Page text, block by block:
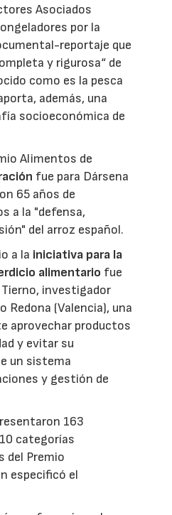
Asociados
por la
reportaje que
y rigurosa“ de
como es la pesca
además, una
socioeconómica de
Alimentos de
fue para Dársena
65 años de
a la "defensa,
del arroz español.
a la iniciativa para la
alimentario fue
investigador
Redona (Valencia), una
aprovechar productos
y evitar su
un sistema
y gestión de
163
categorías
del Premio
especificó el